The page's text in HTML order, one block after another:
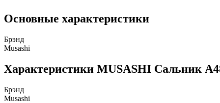
Основные характеристики
Брэнд
Musashi
Характеристики MUSASHI Сальник
Брэнд
Musashi